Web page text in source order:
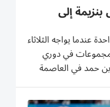
إلى
دفعة واحدة عندما يواجه الثلاثاء
في دوري
حمد في العاصمة
الدوحة. ويحتل الاتحاد المركز الخامس برصيد 12 نقطة ضامناً
بعد نهاية...